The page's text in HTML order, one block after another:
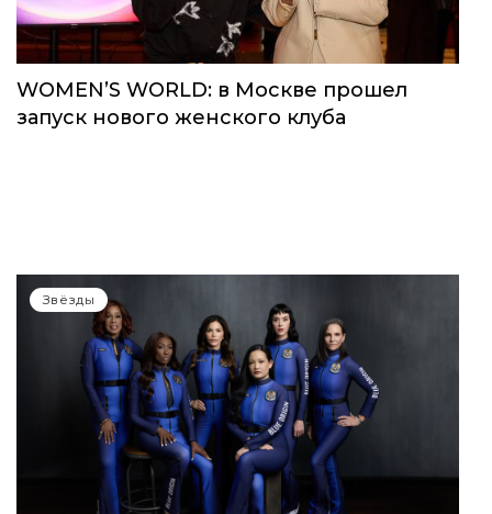
Звёзды
WOMEN’S WORLD: в Москве прошел
запуск нового женского клуба